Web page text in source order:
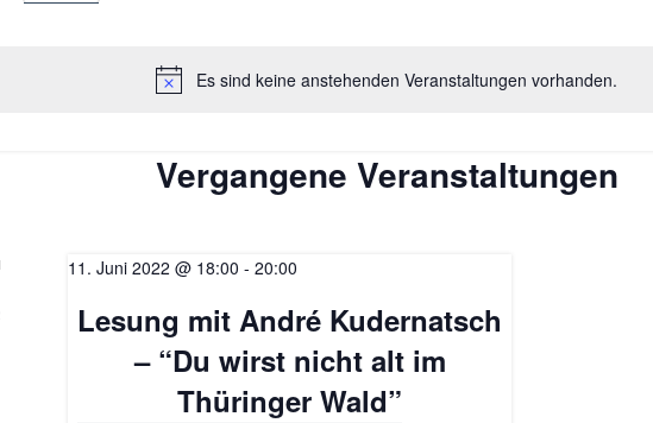
Es sind keine anstehenden Veranstaltungen vorhanden.
Vergangene Veranstaltungen
11. Juni 2022 @ 18:00 - 20:00
Lesung mit André Kudernatsch
– “Du wirst nicht alt im
Thüringer Wald”